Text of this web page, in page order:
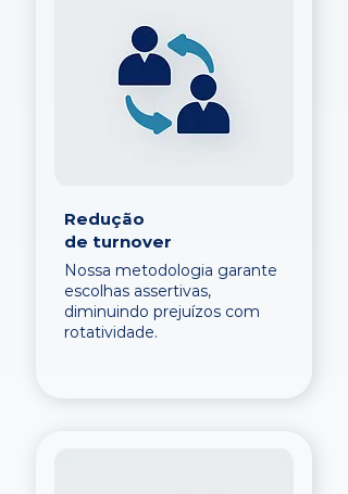
Redução
de turnover
Nossa metodologia garante
escolhas assertivas,
diminuindo prejuízos com
rotatividade.